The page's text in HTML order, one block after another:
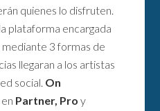
quienes lo disfruten.
plataforma encargada
3 formas de
llegaran a los artistas
social. On
Partner, Proy